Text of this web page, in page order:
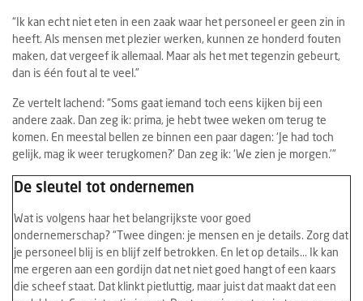
“Ik kan echt niet eten in een zaak waar het personeel er geen zin in
heeft. Als mensen met plezier werken, kunnen ze honderd fouten
maken, dat vergeef ik allemaal. Maar als het met tegenzin gebeurt,
dan is één fout al te veel.”
Ze vertelt lachend: “Soms gaat iemand toch eens kijken bij een
andere zaak. Dan zeg ik: prima, je hebt twee weken om terug te
komen. En meestal bellen ze binnen een paar dagen: ‘Je had toch
gelijk, mag ik weer terugkomen?’ Dan zeg ik: ‘We zien je morgen.’”
De sleutel tot ondernemen
Wat is volgens haar het belangrijkste voor goed
ondernemerschap? “Twee dingen: je mensen en je details. Zorg dat
je personeel blij is en blijf zelf betrokken. En let op details... Ik kan
me ergeren aan een gordijn dat net niet goed hangt of een kaars
die scheef staat. Dat klinkt pietluttig, maar juist dat maakt dat een